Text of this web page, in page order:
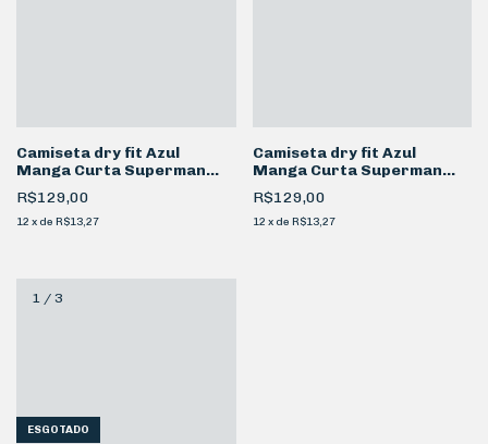
Camiseta dry fit Azul
Manga Curta Superman
Krypto Escudo
R$129,00
12 x de R$13,27
Camiseta dry fit Azul
Manga Curta Superman
Metal
R$129,00
12 x de R$13,27
1 / 3
ESGOTADO